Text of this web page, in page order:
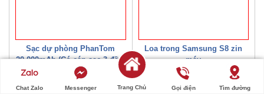
Sạc dự phòng PhanTom
20.000mAh (Có cáp sạc 3 đầu)
300,000 đ
Loa trong Samsung S8 zin
máy
20,000 đ
Chat Zalo Messenger Trang Chủ Gọi điện Tìm đường